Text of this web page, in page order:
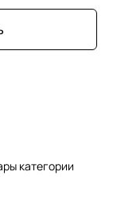
категории